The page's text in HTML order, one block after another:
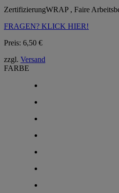
ZertifizierungWRAP , Faire
FRAGEN? KLICK HIER!
Preis: 6,50 €
zzgl. Versand
FARBE